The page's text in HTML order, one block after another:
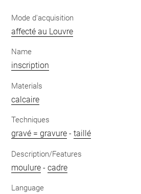
Mode d'acquisition
affecté au Louvre
Name
inscription
Materials
calcaire
Techniques
gravé = gravure -taillé
Description/Features
moulure -cadre
Language